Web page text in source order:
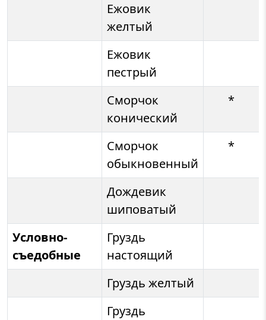
Ежовик
желтый
Ежовик
пестрый
Сморчок
конический
*
Сморчок
обыкновенный
*
Дождевик
шиповатый
Условно-
съедобные
Груздь
настоящий
Груздь желтый
Груздь